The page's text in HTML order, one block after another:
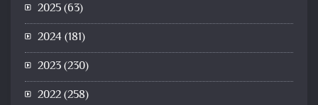
2025(63)
2024(181)
2023(230)
2022(258)